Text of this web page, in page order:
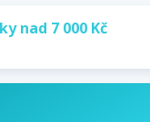
nad 7 000 Kč